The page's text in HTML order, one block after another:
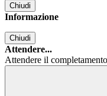
Chiudi
Informazione
Chiudi
Attendere...
Attendere il